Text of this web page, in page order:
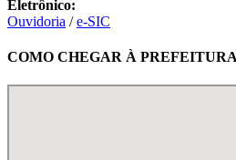
Eletrônico:
Ouvidoria /e-SIC
COMO CHEGAR À PREFEITURA